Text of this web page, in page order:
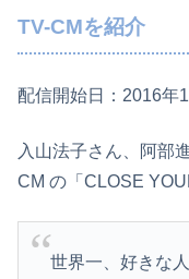
TV-CMを紹介
配信開始日：2016年
入山法子さん、阿部
CM の「CLOSE
世界一、好きな